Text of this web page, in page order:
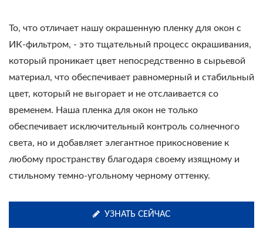
То, что отличает нашу окрашенную пленку для окон с
ИК-фильтром, - это тщательный процесс окрашивания,
который проникает цвет непосредственно в сырьевой
материал, что обеспечивает равномерный и стабильный
цвет, который не выгорает и не отслаивается со
временем. Наша пленка для окон не только
обеспечивает исключительный контроль солнечного
света, но и добавляет элегантное прикосновение к
любому пространству благодаря своему изящному и
стильному темно-угольному черному оттенку.
УЗНАТЬ СЕЙЧАС